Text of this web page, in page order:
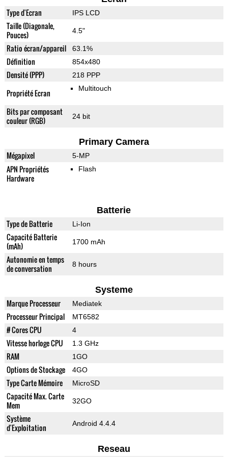
Type d'Ecran IPS LCD
Taille (Diagonale,
Pouces)
4.5"
Ratio écran/appareil 63.1%
Définition 854x480
Densité (PPP) 218 PPP
Propriété Ecran Multitouch
Bits par composant
couleur (RGB)
24 bit
Primary Camera
Mégapixel 5-MP
APN Propriétés
Hardware
Flash
Batterie
Type de Batterie Li-Ion
Capacité Batterie
(mAh)
1700 mAh
Autonomie en temps
de conversation
8 hours
Systeme
Marque Processeur Mediatek
Processeur Principal MT6582
# Cores CPU 4
Vitesse horloge CPU 1.3 GHz
RAM 1GO
Options de Stockage 4GO
Type Carte Mémoire MicroSD
Capacité Max. Carte
Mem
32GO
Système
d'Exploitation
Android 4.4.4
Reseau